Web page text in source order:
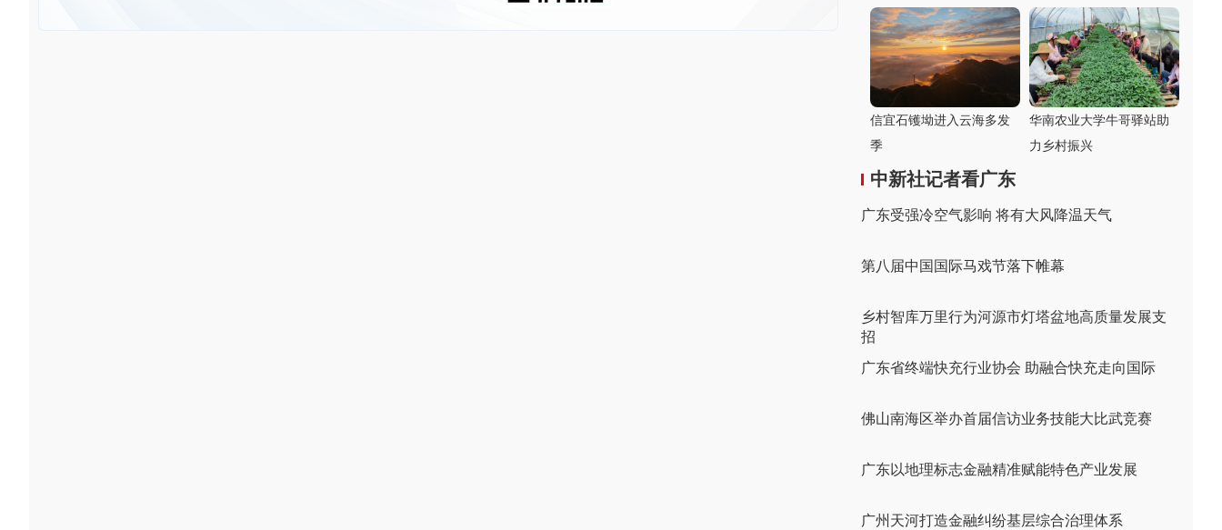
信宜石镬坳进入云海多发
季
华南农业大学牛哥驿站助
力乡村振兴
中新社记者看广东
广东受强冷空气影响 将有大风降温天气
第八届中国国际马戏节落下帷幕
乡村智库万里行为河源市灯塔盆地高质量发展支
招
广东省终端快充行业协会 助融合快充走向国际
佛山南海区举办首届信访业务技能大比武竞赛
广东以地理标志金融精准赋能特色产业发展
广州天河打造金融纠纷基层综合治理体系